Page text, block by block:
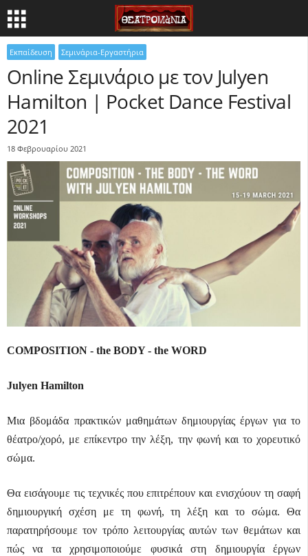
Εκπαίδευση Σεμινάρια-Εργαστήρια
Online Σεμινάριο με τον Julyen
Hamilton | Pocket Dance Festival
2021
18 Φεβρουαρίου 2021
COMPOSITION - the BODY - the WORD
Julyen Hamilton
Μια βδομάδα πρακτικών μαθημάτων δημιουργίας έργων για το
θέατρο/χορό, με επίκεντρο την λέξη, την φωνή και το χορευτικό
σώμα.
Θα εισάγουμε τις τεχνικές που επιτρέπουν και ενισχύουν τη σαφή
δημιουργική σχέση με τη φωνή, τη λέξη και το σώμα. Θα
παρατηρήσουμε τον τρόπο λειτουργίας αυτών των θεμάτων και
πώς να τα χρησιμοποιούμε φυσικά στη δημιουργία έργων